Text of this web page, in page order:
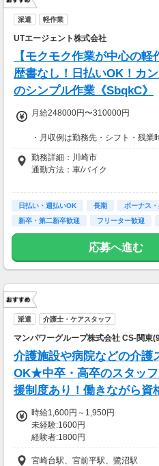
派遣 軽作業
UTエージェント株式会社
【モクモク作業が中心の
歴書なし！日払いOK！カ
のシンプル作業《SbqkC》
月給248000円〜310000円
・月収例は勤務先・シフト・残業
り変動します
・各種手当あり（残業手当、休出
務がある場合は深夜手当 など）
■日払い制度（新制度）※規定あり
・最短5分で働いた分の給与を口
・スマホからカンタン申請
・1,000円単位で利用可能
■交通費 上限30,000円まで支給
り
勤務詳細：川崎市
通勤方法：車/バイク
※構内の（無料）駐車場利用OK
※募集の勤務地は面接地の一例で
ご希望の地域や条件などを伺い
日払い・週払いOK 長期 ボーナス
新卒・第二新卒歓迎
フリーター歓迎
学歴不問
応募へ進む
派遣 介護士・ケアスタッフ
マンパワーグループ株式会社 CS-関東
介護施設や病院などの介
OK★中卒・高卒のスタッ
援制度あり！働きながら資
時給1,600円～1,950円
未経験:1600円
経験者:1800円
介護福祉士:1950円
宮崎台駅、宮前平駅、鷺沼駅